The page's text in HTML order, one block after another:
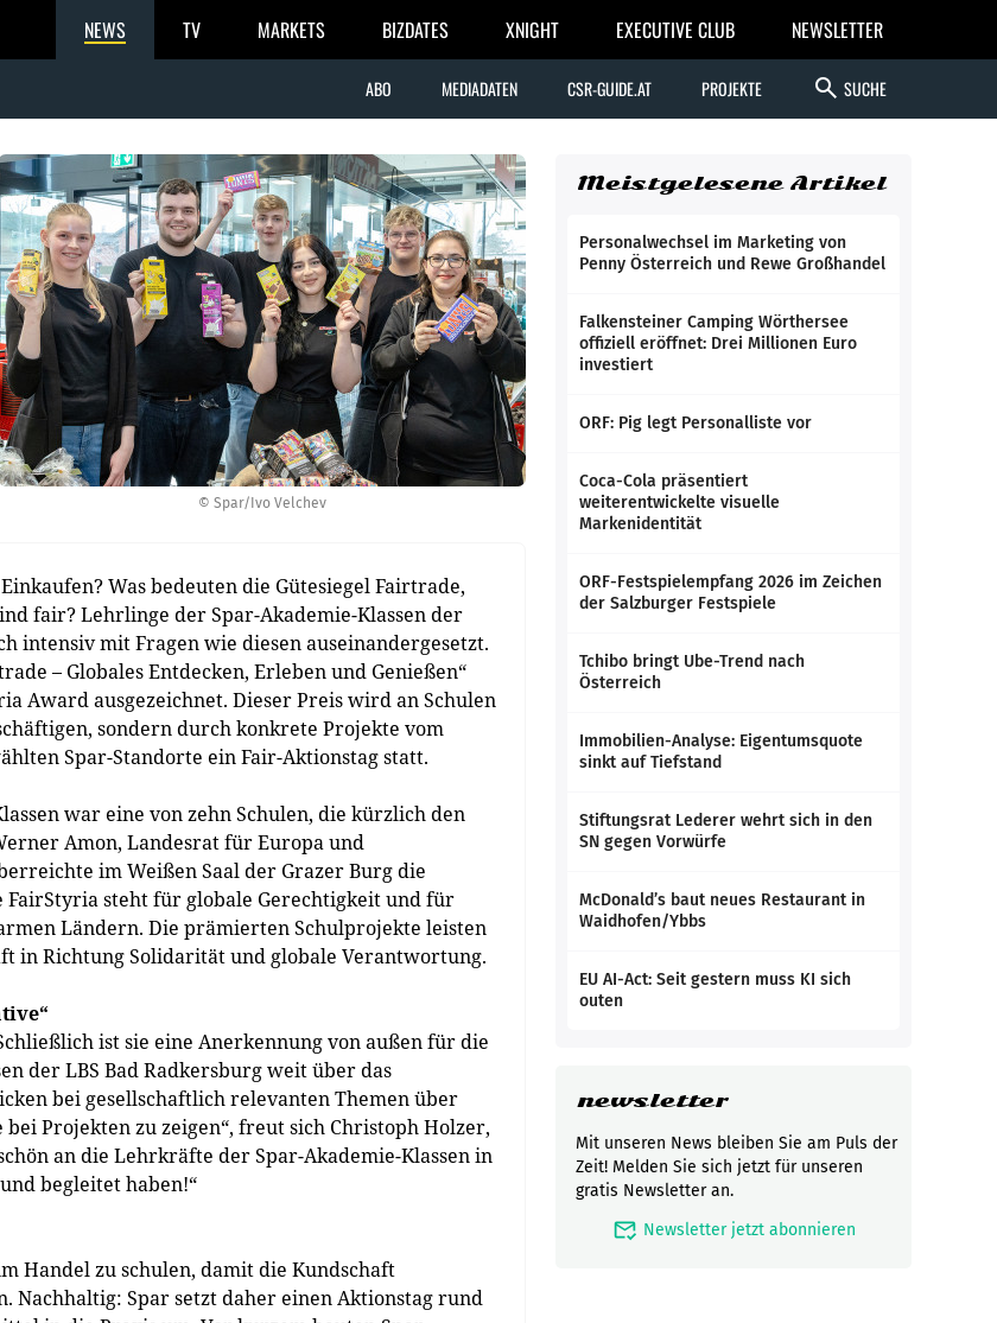
NEWS TV MARKETS BIZDATES XNIGHT EXECUTIVE CLUB NEWSLETTER
ABO MEDIADATEN CSR-GUIDE.AT PROJEKTE search SUCHE
© Spar/Ivo Velchev
Was bedeuten die Gütesiegel Fairtrade,
fair? Lehrlinge der Spar-Akademie-Klassen der
intensiv mit Fragen wie diesen auseinandergesetzt.
– Globales Entdecken, Erleben und Genießen“
Award ausgezeichnet. Dieser Preis wird an Schulen
sondern durch konkrete Projekte vom
Spar-Standorte ein Fair-Aktionstag statt.
war eine von zehn Schulen, die kürzlich den
Amon, Landesrat für Europa und
im Weißen Saal der Grazer Burg die
steht für globale Gerechtigkeit und für
Ländern. Die prämierten Schulprojekte leisten
in Richtung Solidarität und globale Verantwortung.
ist sie eine Anerkennung von außen für die
der LBS Bad Radkersburg weit über das
bei gesellschaftlich relevanten Themen über
Projekten zu zeigen“, freut sich Christoph Holzer,
an die Lehrkräfte der Spar-Akademie-Klassen in
begleitet haben!“
Handel zu schulen, damit die Kundschaft
Spar setzt daher einen Aktionstag rund
Meistgelesene Artikel
Personalwechsel im Marketing von
Penny Österreich und Rewe Großhandel
Falkensteiner Camping Wörthersee
offiziell eröffnet: Drei Millionen Euro
investiert
ORF: Pig legt Personalliste vor
Coca-Cola präsentiert
weiterentwickelte visuelle
Markenidentität
ORF-Festspielempfang 2026 im Zeichen
der Salzburger Festspiele
Tchibo bringt Ube-Trend nach
Österreich
Immobilien-Analyse: Eigentumsquote
sinkt auf Tiefstand
Stiftungsrat Lederer wehrt sich in den
SN gegen Vorwürfe
McDonald’s baut neues Restaurant in
Waidhofen/Ybbs
EU AI-Act: Seit gestern muss KI sich
outen
newsletter
Mit unseren News bleiben Sie am Puls der
Zeit! Melden Sie sich jetzt für unseren
gratis Newsletter an.
mark_email_read Newsletter jetzt abonnieren